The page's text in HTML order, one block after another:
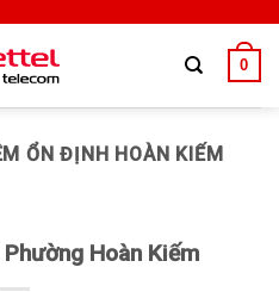
0
ỔN ĐỊNH HOÀN KIẾM
Hoàn Kiếm